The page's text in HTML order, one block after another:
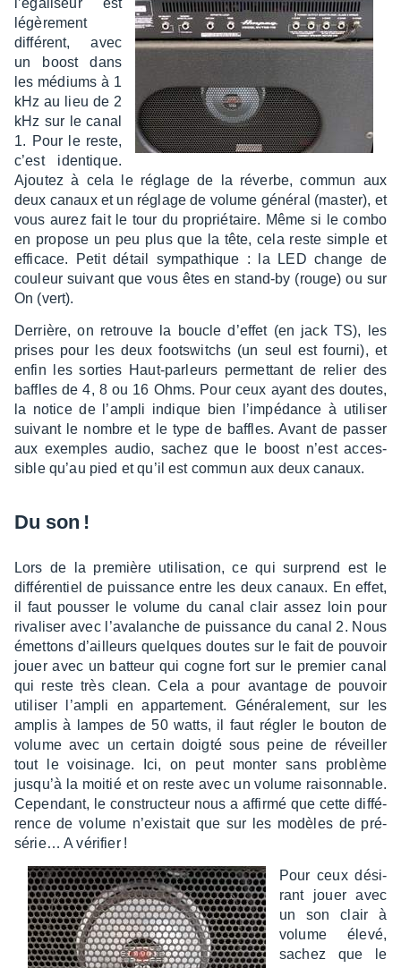
l’éga­li­seur est
légè­re­ment
diffé­rent, avec
un boost dans
les médiums à 1
kHz au lieu de 2
kHz sur le canal
1. Pour le reste,
c’est iden­tique.
Ajou­tez à cela le réglage de la réverbe, commun aux
deux canaux et un réglage de volume géné­ral (master), et
vous aurez fait le tour du proprié­taire. Même si le combo
en propose un peu plus que la tête, cela reste simple et
effi­cace. Petit détail sympa­thique : la LED change de
couleur suivant que vous êtes en stand-by (rouge) ou sur
On (vert).
Derrière, on retrouve la boucle d’ef­fet (en jack TS), les
prises pour les deux foots­witchs (un seul est fourni), et
enfin les sorties Haut-parleurs permet­tant de relier des
baffles de 4, 8 ou 16 Ohms. Pour ceux ayant des doutes,
la notice de l’am­pli indique bien l’im­pé­dance à utili­ser
suivant le nombre et le type de baffles. Avant de passer
aux exemples audio, sachez que le boost n’est acces­
sible qu’au pied et qu’il est commun aux deux canaux.
Du son !
Lors de la première utili­sa­tion, ce qui surprend est le
diffé­ren­tiel de puis­sance entre les deux canaux. En effet,
il faut pous­ser le volume du canal clair assez loin pour
riva­li­ser avec l’ava­lanche de puis­sance du canal 2. Nous
émet­tons d’ailleurs quelques doutes sur le fait de pouvoir
jouer avec un batteur qui cogne fort sur le premier canal
qui reste très clean. Cela a pour avan­tage de pouvoir
utili­ser l’am­pli en appar­te­ment. Géné­ra­le­ment, sur les
amplis à lampes de 50 watts, il faut régler le bouton de
volume avec un certain doigté sous peine de réveiller
tout le voisi­nage. Ici, on peut monter sans problème
jusqu’à la moitié et on reste avec un volume raison­nable.
Cepen­dant, le construc­teur nous a affirmé que cette diffé­
rence de volume n’exis­tait que sur les modèles de pré-
série… A véri­fier !
Pour ceux dési­
rant jouer avec
un son clair à
volume élevé,
sachez que le